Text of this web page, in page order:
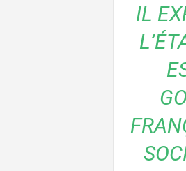
IL